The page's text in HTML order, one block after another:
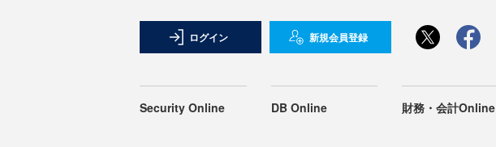
ログイン 新規会員登録
Security Online DB Online 財務・会計Online